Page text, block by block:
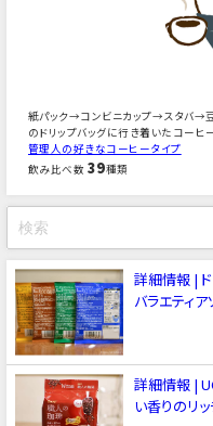
紙パック→コンビニカップ→スタバ→
のドリップバッグに行き着いたコーヒ
管理人の好きなコーヒータイプ
飲み比べ数 39種類
詳細情報 |
バラエティア
詳細情報 |
い香りのリッ